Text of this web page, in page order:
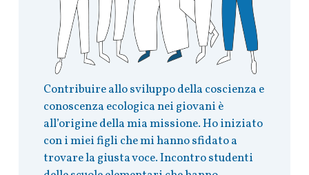
Contribuire allo sviluppo della coscienza e
conoscenza ecologica nei giovani è
all’origine della mia missione. Ho iniziato
con i miei figli che mi hanno sfidato a
trovare la giusta voce. Incontro studenti